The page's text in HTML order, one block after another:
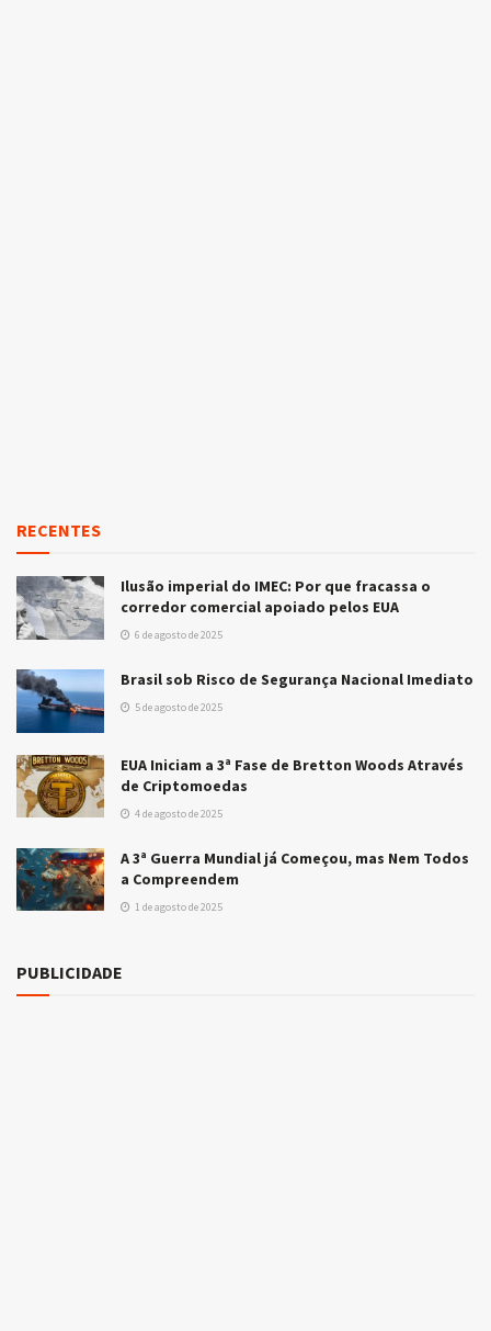
RECENTES
Ilusão imperial do IMEC: Por que fracassa o
corredor comercial apoiado pelos EUA
6 de agosto de 2025
Brasil sob Risco de Segurança Nacional Imediato
5 de agosto de 2025
EUA Iniciam a 3ª Fase de Bretton Woods Através
de Criptomoedas
4 de agosto de 2025
A 3ª Guerra Mundial já Começou, mas Nem Todos
a Compreendem
1 de agosto de 2025
PUBLICIDADE